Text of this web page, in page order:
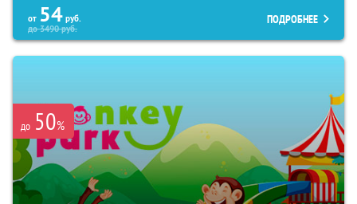
от 54 руб.
до3490руб.
ПОДРОБНЕЕ
до 50%